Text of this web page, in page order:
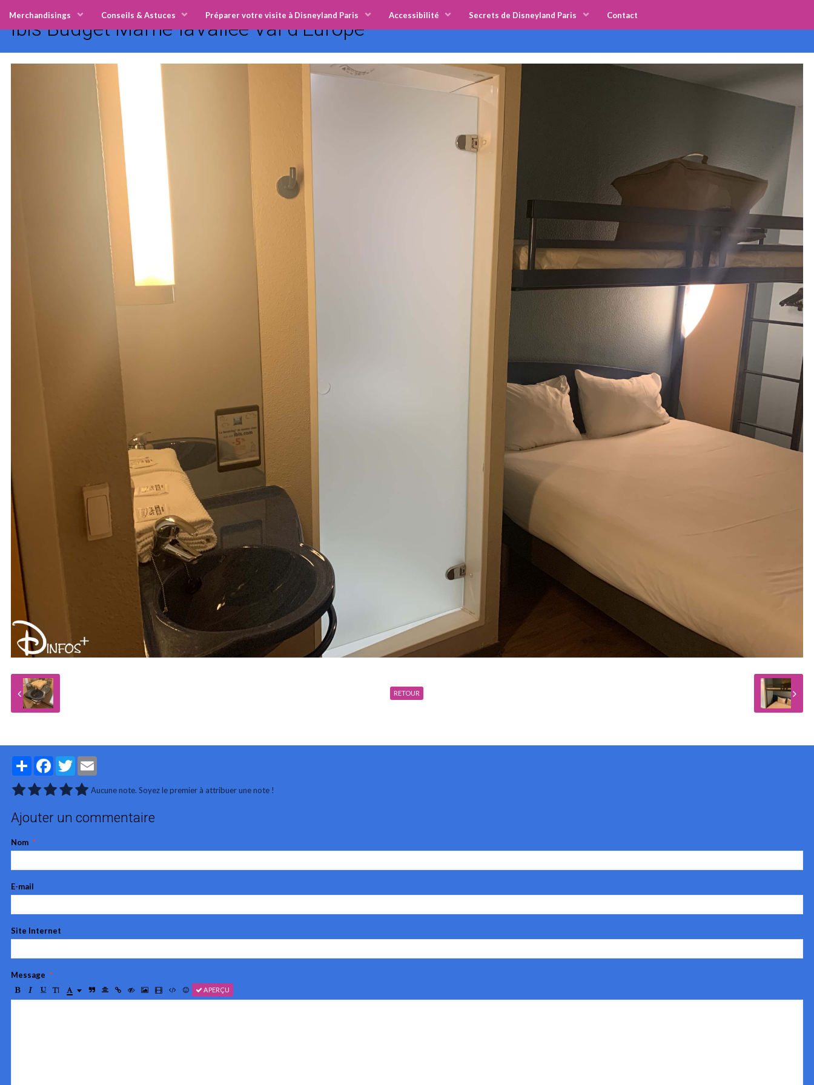
Merchandisings Conseils & Astuces Préparer votre visite à Disneyland Paris Accessibilité Secrets de Disneyland Paris Contact
Ibis Budget Marne-laVallée Val d'Europe
RETOUR
PartagerFacebookTwitter
Aucune note. Soyez le premier à attribuer une note !
Ajouter un commentaire
Nom
E-mail
Site Internet
Message
APERÇU